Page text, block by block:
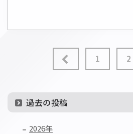
ペ
1 2
過去の投稿
2026年